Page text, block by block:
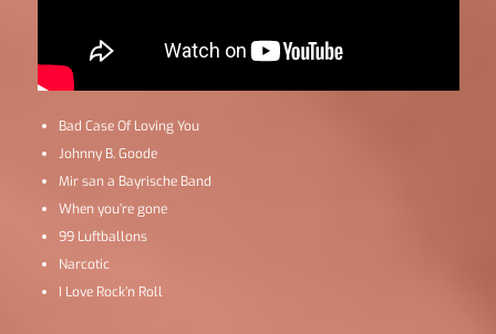
Bad Case Of Loving You
Johnny B. Goode
Mir san a Bayrische Band
When you’re gone
99 Luftballons
Narcotic
I Love Rock’n Roll